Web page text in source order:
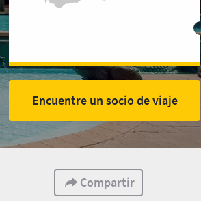
Encuentre un socio de viaje
Compartir